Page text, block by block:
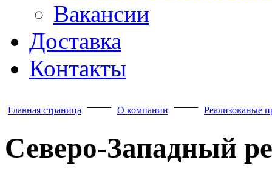
Вакансии
Доставка
Контакты
Главная страница — О компании — Реализованые
Северо-Западный